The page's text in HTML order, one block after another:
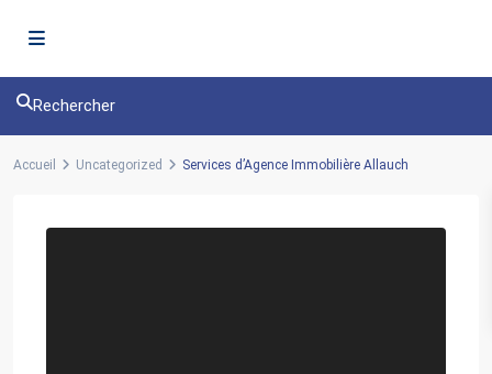
Rechercher
Accueil Uncategorized Services d’Agence Immobilière Allauch